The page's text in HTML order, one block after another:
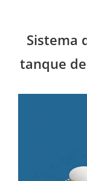
Sistema
tanque